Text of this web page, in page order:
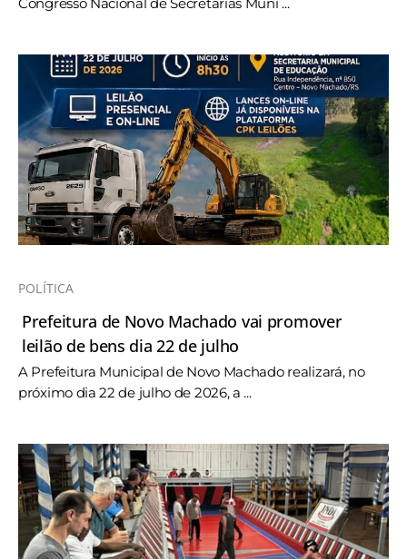
POLÍTICA
Prefeitura de Novo Machado vai promover
leilão de bens dia 22 de julho
A Prefeitura Municipal de Novo Machado realizará, no
próximo dia 22 de julho de 2026, a ...